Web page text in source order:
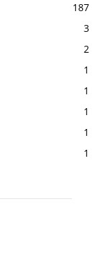
187
3
2
1
1
1
1
1